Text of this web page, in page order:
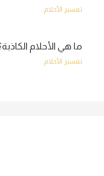
تفسير الأحلام
ما هي الأحلام
تفسير الأحلام